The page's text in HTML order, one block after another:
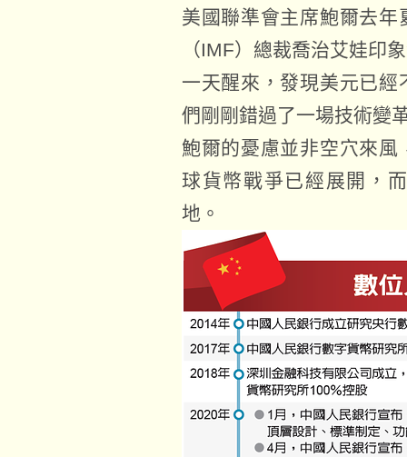
美國聯準會主席鮑爾去
（IMF）總裁喬治艾娃印
一天醒來，發現美元已
們剛剛錯過了一場技術變
鮑爾的憂慮並非空穴來
球貨幣戰爭已經展開，
地。